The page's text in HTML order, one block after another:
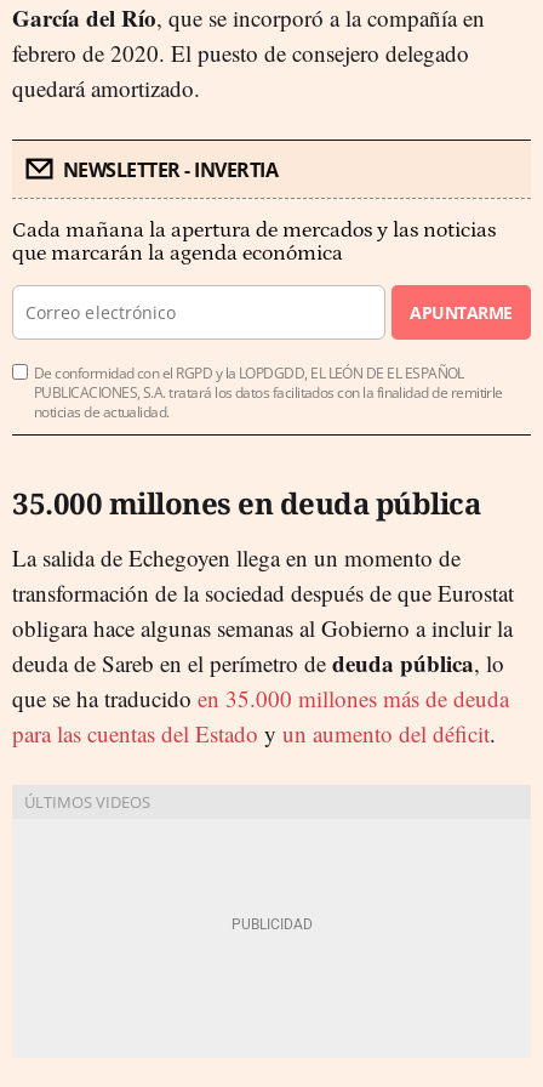
García del Río, que se incorporó a la compañía en
febrero de 2020. El puesto de consejero delegado
quedará amortizado.
NEWSLETTER - INVERTIA
Cada mañana la apertura de mercados y las noticias
que marcarán la agenda económica
APUNTARME
De conformidad con el RGPD y la LOPDGDD, EL LEÓN DE EL ESPAÑOL
PUBLICACIONES, S.A. tratará los datos facilitados con la finalidad de remitirle
noticias de actualidad.
35.000 millones en deuda pública
La salida de Echegoyen llega en un momento de
transformación de la sociedad después de que Eurostat
obligara hace algunas semanas al Gobierno a incluir la
deuda de Sareb en el perímetro de deuda pública, lo
que se ha traducido en 35.000 millones más de deuda
para las cuentas del Estado y un aumento del déficit.